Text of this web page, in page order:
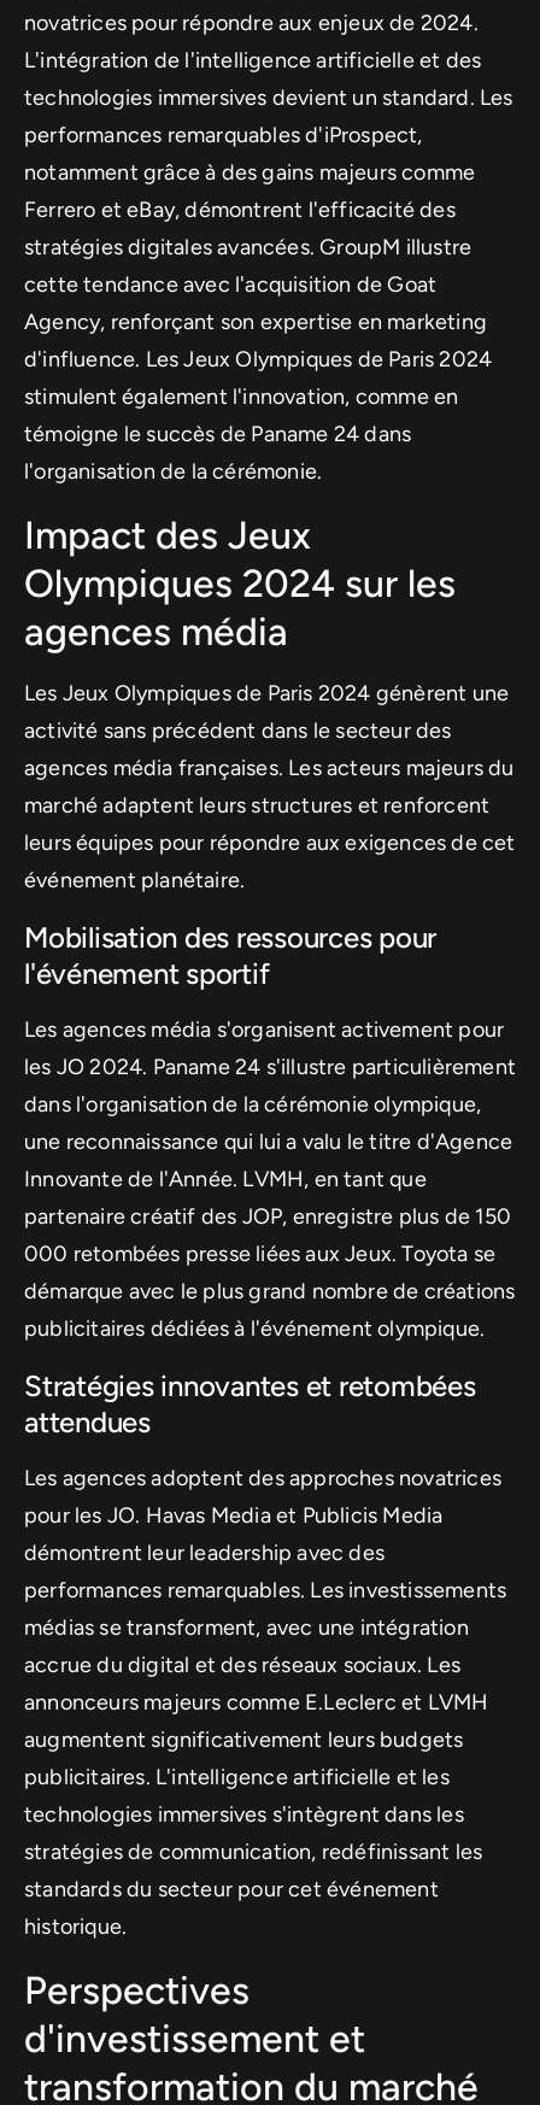
novatrices pour répondre aux enjeux de 2024.
L'intégration de l'intelligence artificielle et des
technologies immersives devient un standard. Les
performances remarquables d'iProspect,
notamment grâce à des gains majeurs comme
Ferrero et eBay, démontrent l'efficacité des
stratégies digitales avancées. GroupM illustre
cette tendance avec l'acquisition de Goat
Agency, renforçant son expertise en marketing
d'influence. Les Jeux Olympiques de Paris 2024
stimulent également l'innovation, comme en
témoigne le succès de Paname 24 dans
l'organisation de la cérémonie.
Impact des Jeux
Olympiques 2024 sur les
agences média
Les Jeux Olympiques de Paris 2024 génèrent une
activité sans précédent dans le secteur des
agences média françaises. Les acteurs majeurs du
marché adaptent leurs structures et renforcent
leurs équipes pour répondre aux exigences de cet
événement planétaire.
Mobilisation des ressources pour
l'événement sportif
Les agences média s'organisent activement pour
les JO 2024. Paname 24 s'illustre particulièrement
dans l'organisation de la cérémonie olympique,
une reconnaissance qui lui a valu le titre d'Agence
Innovante de l'Année. LVMH, en tant que
partenaire créatif des JOP, enregistre plus de 150
000 retombées presse liées aux Jeux. Toyota se
démarque avec le plus grand nombre de créations
publicitaires dédiées à l'événement olympique.
Stratégies innovantes et retombées
attendues
Les agences adoptent des approches novatrices
pour les JO. Havas Media et Publicis Media
démontrent leur leadership avec des
performances remarquables. Les investissements
médias se transforment, avec une intégration
accrue du digital et des réseaux sociaux. Les
annonceurs majeurs comme E.Leclerc et LVMH
augmentent significativement leurs budgets
publicitaires. L'intelligence artificielle et les
technologies immersives s'intègrent dans les
stratégies de communication, redéfinissant les
standards du secteur pour cet événement
historique.
Perspectives
d'investissement et
transformation du marché